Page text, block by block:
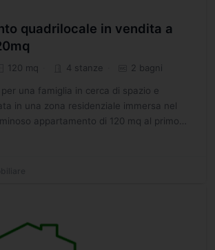
quadrilocale in vendita a
120 mq 4 stanze 2 bagni
una famiglia in cerca di spazio e
in una zona residenziale immersa nel
appartamento di 120 mq al primo